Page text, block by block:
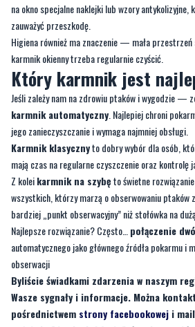
karmnik okienny trzeba regularnie czyścić.
Który karmnik jest
Jeśli zależy nam na zdrowiu ptaków i wygodzie —
karmnik automatyczny. Najlepiej chroni
jego zanieczyszczanie i wymaga najmniej obsługi.
Karmnik klasycznyto dobry wybór dla osób,
mają czas na regularne czyszczenie oraz kontrolę
Z koleikarmnik na szybęto świetne rozwiązanie
wszystkich, którzy marzą o obserwowaniu ptaków
bardziej „punkt obserwacyjny” niż stołówka na
Najlepsze rozwiązanie? Często…połączenie
automatycznego jako głównego źródła pokarmu i
obserwacji
Byliście świadkami zdarzenia w naszym
Wasze sygnały i informacje. Można
pośrednictwem
redakcja@kociewie24.pl. Dyżurujemy
729 715 670.